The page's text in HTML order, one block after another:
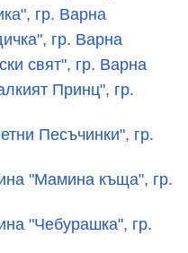
гр. Варна
гр. Варна
свят", гр. Варна
Принц", гр.
Песъчинки", гр.
"Мамина къща", гр.
"Чебурашка", гр.